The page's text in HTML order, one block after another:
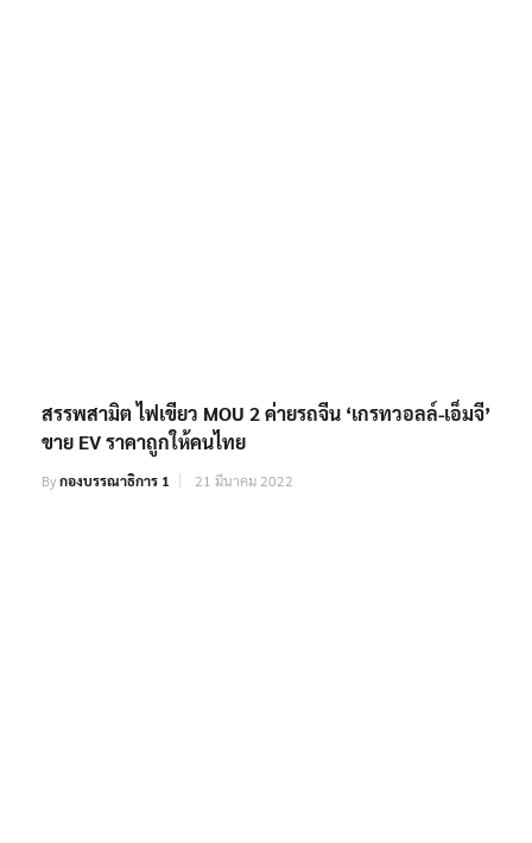
สรรพสามิต ไฟเขียว MOU 2 ค่ายรถจีน ‘เกรทวอลล์-เอ็มจี’
ขาย EV ราคาถูกให้คนไทย
Byกองบรรณาธิการ 1 21 มีนาคม 2022